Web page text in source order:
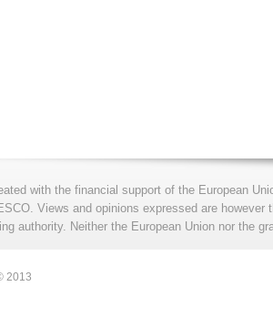
with the financial support of the European
Views and opinions expressed are
authority. Neither the European Union nor the
2013